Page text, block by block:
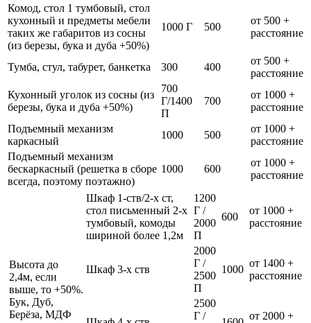
Комод, стол 1 тумбовый, стол
кухонный и предметы мебели
таких же габаритов из сосны
(из березы, бука и дуба +50%)
1000 Г 500
от 500 +
расстояние
Тумба, стул, табурет, банкетка 300 400
от 500 +
расстояние
Кухонный уголок из сосны (из
березы, бука и дуба +50%)
700
Г/1400
П
700
от 1000 +
расстояние
Подъемный механизм
каркасный
1000 500
от 1000 +
расстояние
Подъемный механизм
бескаркасный (решетка в сборе
всегда, поэтому поэтажно)
1000 600
от 1000 +
расстояние
Высота до
2,4м, если
выше, то +50%.
Бук, Дуб,
Берёза, МДФ
Шкаф 1-ств/2-х ст,
стол письменный 2-х
тумбовый, комоды
шириной более 1,2м
1200
Г /
2000
П
600
от 1000 +
расстояние
Шкаф 3-х ств
2000
Г /
2500
П
1000
от 1400 +
расстояние
2500
Г /
от 2000 +